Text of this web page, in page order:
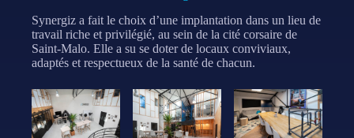
Synergiz a fait le choix d’une implantation dans un lieu de
travail riche et privilégié, au sein de la cité corsaire de
Saint-Malo. Elle a su se doter de locaux conviviaux,
adaptés et respectueux de la santé de chacun.